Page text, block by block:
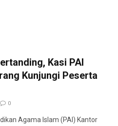
Kasi PAI
Kunjungi Peserta
0
Agama Islam (PAI) Kantor